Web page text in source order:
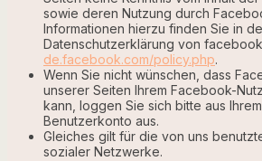
sowie deren Nutzung durch
Informationen hierzu finden Sie in
Datenschutzerklärung von
de.facebook.com/policy.php.
Wenn Sie nicht wünschen, dass
unserer Seiten Ihrem Facebook-
kann, loggen Sie sich bitte aus
Benutzerkonto aus.
Gleiches gilt für die von uns
sozialer Netzwerke.